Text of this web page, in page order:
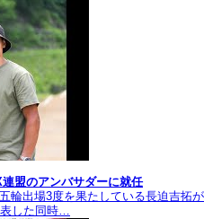
盟のアンバサダーに就任
輪出場3度を果たしている長迫吉拓が
した同時…